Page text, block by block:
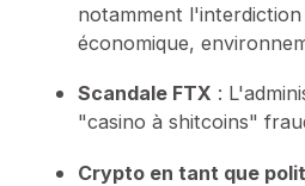
notamment l'interdiction
économique,
Scandale FTX :
"casino à shitcoins"
Crypto en tant que